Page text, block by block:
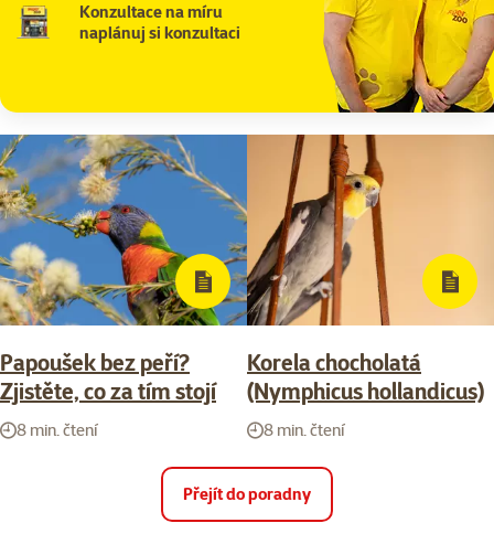
Konzultace na míru
naplánuj si konzultaci
Papoušek bez peří?
Zjistěte, co za tím stojí
8 min. čtení
Korela chocholatá
(Nymphicus hollandicus)
8 min. čtení
Přejít do poradny